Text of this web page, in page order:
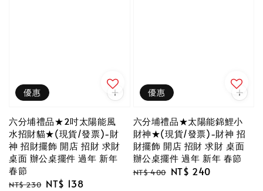
優惠
六分埔禮品★2吋太陽能風
水招財貓★(現貨/發票)-財
神 招財擺飾 開店 招財 求財
桌面 辦公桌擺件 過年 新年
春節
Regular
NT$ 230 Sale
NT$ 138
優惠
六分埔禮品★太陽能錦鯉小
財神★(現貨/發票)-財神 招
財擺飾 開店 招財 求財 桌面
辦公桌擺件 過年 新年 春節
Regular
NT$ 400 Sale
NT$ 240